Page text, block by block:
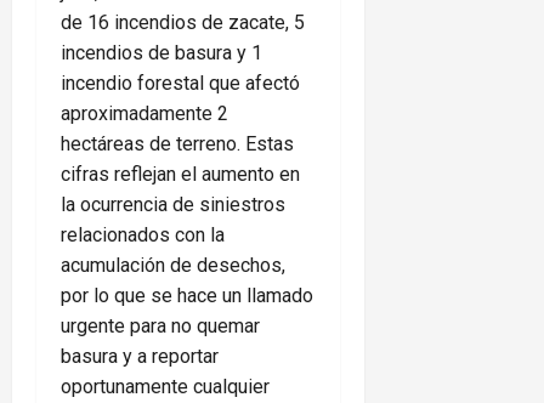
de 16 incendios de zacate, 5
incendios de basura y 1
incendio forestal que afectó
aproximadamente 2
hectáreas de terreno. Estas
cifras reflejan el aumento en
la ocurrencia de siniestros
relacionados con la
acumulación de desechos,
por lo que se hace un llamado
urgente para no quemar
basura y a reportar
oportunamente cualquier